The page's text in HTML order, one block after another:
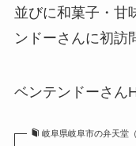
並びに和菓子・甘
ンドーさんに初訪
ベンテンドーさん
岐阜県岐阜市の弁天堂